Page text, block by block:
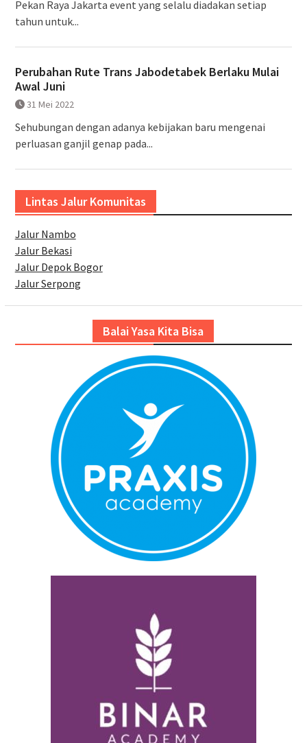
Pekan Raya Jakarta event yang selalu diadakan setiap
tahun untuk...
Perubahan Rute Trans Jabodetabek Berlaku Mulai
Awal Juni
31 Mei 2022
Sehubungan dengan adanya kebijakan baru mengenai
perluasan ganjil genap pada...
Lintas Jalur Komunitas
Jalur Nambo
Jalur Bekasi
Jalur Depok Bogor
Jalur Serpong
Balai Yasa Kita Bisa